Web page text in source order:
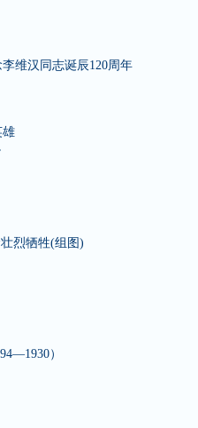
维汉同志诞辰120周年
雄
烈牺牲(组图)
）